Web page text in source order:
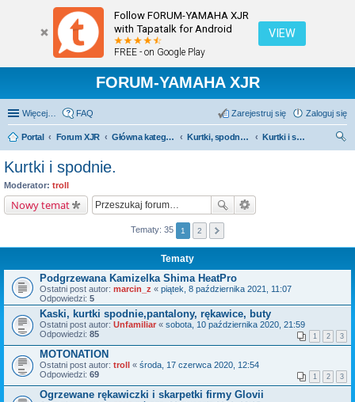
Follow FORUM-YAMAHA XJR
with Tapatalk for Android
FREE - on Google Play
VIEW
FORUM-YAMAHA XJR
Więcej… FAQ Zaloguj się
Zarejestruj się
Portal Forum XJR Główna kategoria forum Kurtki, spodnie, kaski, buty, rękawice itp.
Kurtki i spodnie.
Kurtki i spodnie.
Moderator: troll
Nowy temat
Tematy: 35 1 2
Tematy
Podgrzewana Kamizelka Shima HeatPro
Ostatni post autor: marcin_z « piątek, 8 października 2021, 11:07
Odpowiedzi: 5
Kaski, kurtki spodnie,pantalony, rękawice, buty
Ostatni post autor: Unfamiliar « sobota, 10 października 2020, 21:59
Odpowiedzi: 85 1 2 3
MOTONATION
Ostatni post autor: troll « środa, 17 czerwca 2020, 12:54
Odpowiedzi: 69 1 2 3
Ogrzewane rękawiczki i skarpetki firmy Glovii